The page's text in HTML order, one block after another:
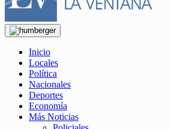
Inicio
Locales
Política
Nacionales
Deportes
Economía
Más Noticias